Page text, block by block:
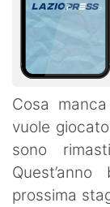
Cosa
vuole
sono
prossima